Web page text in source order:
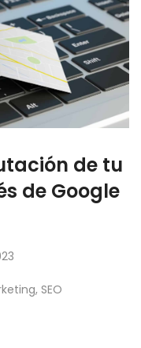
de tu
de Google
, SEO